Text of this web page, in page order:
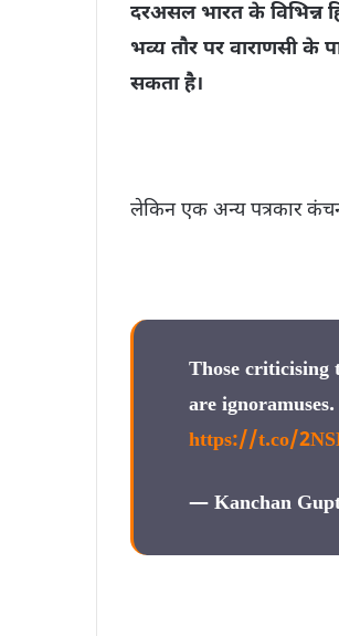
दरअसल भारत के विभिन्न
भव्य तौर पर वाराणसी के
सकता है।
लेकिन एक अन्य पत्रकार कंचन
Those criticising
are
https://t.co/
— Kanchan